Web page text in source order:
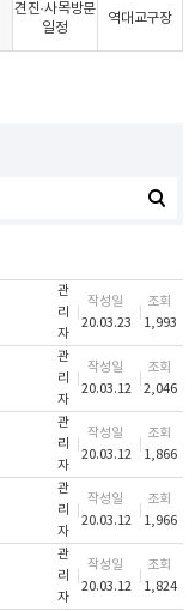
견진·사목방문
일정
역대교구장
관
리
자
작성일
20.03.23
조회
1,993
관
리
자
작성일
20.03.12
조회
2,046
관
리
자
작성일
20.03.12
조회
1,866
관
리
자
작성일
20.03.12
조회
1,966
관
리
자
작성일
20.03.12
조회
1,824